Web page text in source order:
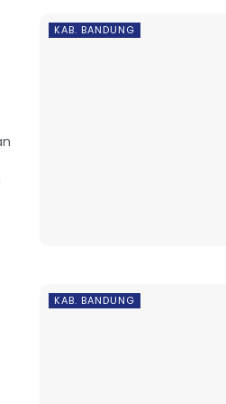
KAB. BANDUNG
KAB. BANDUNG